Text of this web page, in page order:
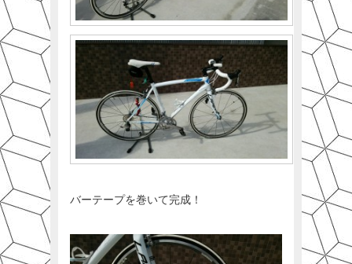
バーテープを巻いて完成！